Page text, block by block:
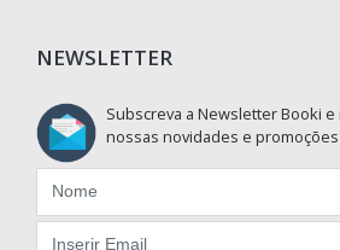
NEWSLETTER
Subscreva a Newsletter Booki
nossas novidades e